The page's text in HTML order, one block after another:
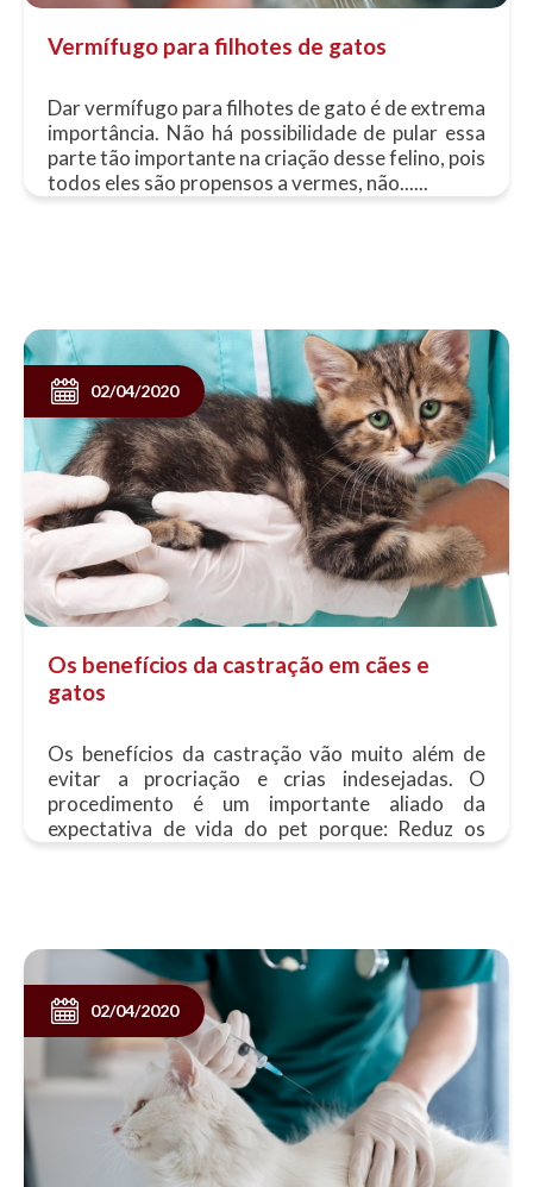
Vermífugo para filhotes de gatos
Dar vermífugo para filhotes de gato é de extrema
importância. Não há possibilidade de pular essa
parte tão importante na criação desse felino, pois
todos eles são propensos a vermes, não......
Os benefícios da castração em cães e
gatos
02/04/2020
Os benefícios da castração vão muito além de
evitar a procriação e crias indesejadas. O
procedimento é um importante aliado da
expectativa de vida do pet porque: Reduz os
02/04/2020